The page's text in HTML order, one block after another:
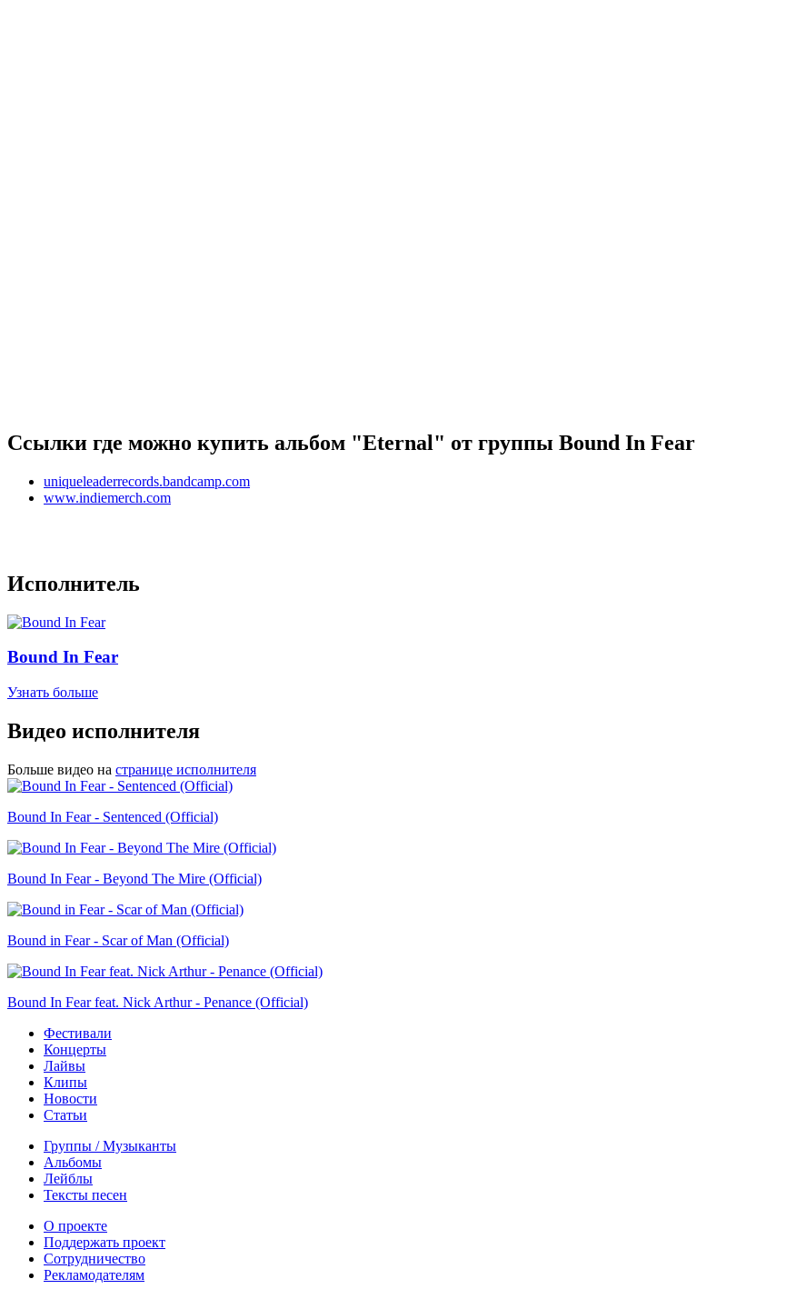
Ссылки где можно купить альбом "Eternal" от группы Bound In Fear
uniqueleaderrecords.bandcamp.com
www.indiemerch.com
Исполнитель
Bound In Fear
Узнать больше
Видео исполнителя
Больше видео на странице исполнителя
Bound In Fear - Sentenced (Official)
Bound In Fear - Beyond The Mire (Official)
Bound in Fear - Scar of Man (Official)
Bound In Fear feat. Nick Arthur - Penance (Official)
Фестивали
Концерты
Лайвы
Клипы
Новости
Статьи
Группы / Музыканты
Альбомы
Лейблы
Тексты песен
О проекте
Поддержать проект
Сотрудничество
Рекламодателям